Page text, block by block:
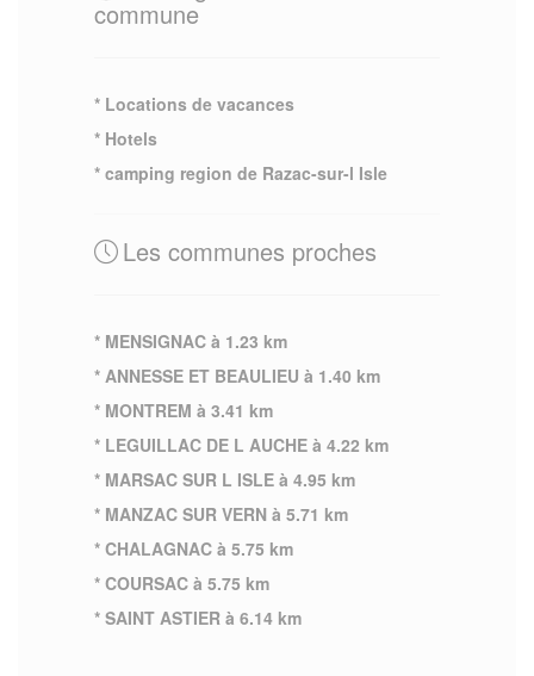
commune
* Locations de vacances
* Hotels
* camping region de Razac-sur-l Isle
Les communes proches
* MENSIGNAC à 1.23 km
* ANNESSE ET BEAULIEU à 1.40 km
* MONTREM à 3.41 km
* LEGUILLAC DE L AUCHE à 4.22 km
* MARSAC SUR L ISLE à 4.95 km
* MANZAC SUR VERN à 5.71 km
* CHALAGNAC à 5.75 km
* COURSAC à 5.75 km
* SAINT ASTIER à 6.14 km